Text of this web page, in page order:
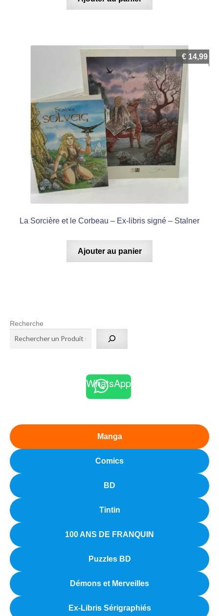
La Sorcière et le Corbeau – Ex-libris signé – Stalner
€ 14,99
Ajouter au panier
Recherche
WhatsApp
Manga
Comics
BD
Tintin
100 ANS DE FRANQUIN
Puzzles BD
Démons et Merveilles
Ex-Libris Sérigraphiés